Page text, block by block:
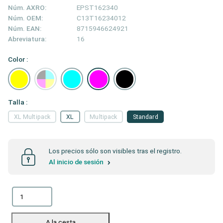
Núm. AXRO:
EPST162340
Núm. OEM:
C13T16234012
Núm. EAN:
8715946624921
Abreviatura:
16
Color :
Talla :
Standard
XL
XL Multipack Multipack
Los precios sólo son visibles tras el registro.
Al inicio de sesión